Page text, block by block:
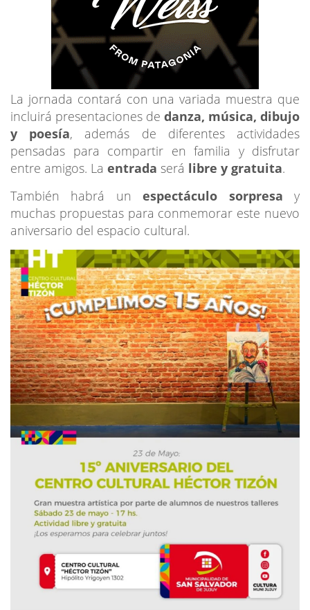
La jornada contará con una variada muestra que
incluirá presentaciones de danza, música, dibujo
y poesía, además de diferentes actividades
pensadas para compartir en familia y disfrutar
entre amigos. La entrada será libre y gratuita.
También habrá unespectáculo sorpresa y
muchas propuestas para conmemorar este nuevo
aniversario del espacio cultural.